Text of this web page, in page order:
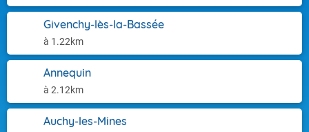
Givenchy-lès-la-Bassée
à 1.22km
Annequin
à 2.12km
Auchy-les-Mines